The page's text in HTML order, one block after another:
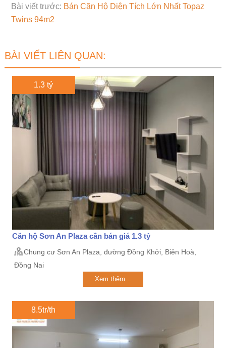
Bài viết trước: Bán Căn Hộ Diện Tích Lớn Nhất Topaz
Twins 94m2
BÀI VIẾT LIÊN QUAN:
1.3 tỷ
Căn hộ Sơn An Plaza cần bán giá 1.3 tỷ
Chung cư Sơn An Plaza, đường Đồng Khởi, Biên Hoà,
Đồng Nai
Xem thêm...
8.5tr/th